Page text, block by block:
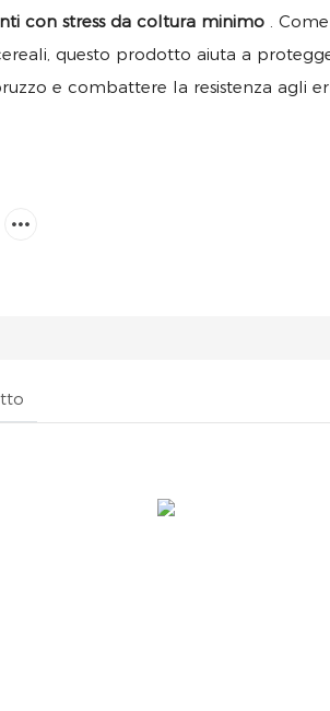
con stress da coltura minimo
.
questo prodotto aiuta a
e combattere la resistenza agli